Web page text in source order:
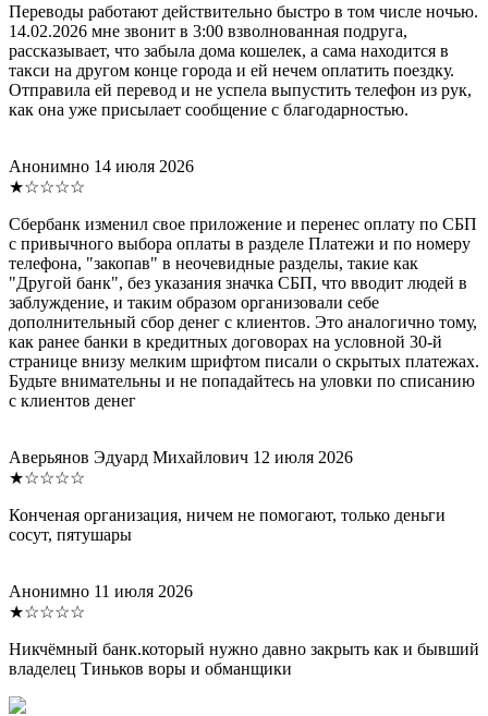
Переводы работают действительно быстро в том числе ночью.
14.02.2026 мне звонит в 3:00 взволнованная подруга,
рассказывает, что забыла дома кошелек, а сама находится в
такси на другом конце города и ей нечем оплатить поездку.
Отправила ей перевод и не успела выпустить телефон из рук,
как она уже присылает сообщение с благодарностью.
Анонимно 14 июля 2026
★☆☆☆☆
Сбербанк изменил свое приложение и перенес оплату по СБП
с привычного выбора оплаты в разделе Платежи и по номеру
телефона, "закопав" в неочевидные разделы, такие как
"Другой банк", без указания значка СБП, что вводит людей в
заблуждение, и таким образом организовали себе
дополнительный сбор денег с клиентов. Это аналогично тому,
как ранее банки в кредитных договорах на условной 30-й
странице внизу мелким шрифтом писали о скрытых платежах.
Будьте внимательны и не попадайтесь на уловки по списанию
с клиентов денег
Аверьянов Эдуард Михайлович 12 июля 2026
★☆☆☆☆
Конченая организация, ничем не помогают, только деньги
сосут, пятушары
Анонимно 11 июля 2026
★☆☆☆☆
Никчёмный банк.который нужно давно закрыть как и бывший
владелец Тиньков воры и обманщики